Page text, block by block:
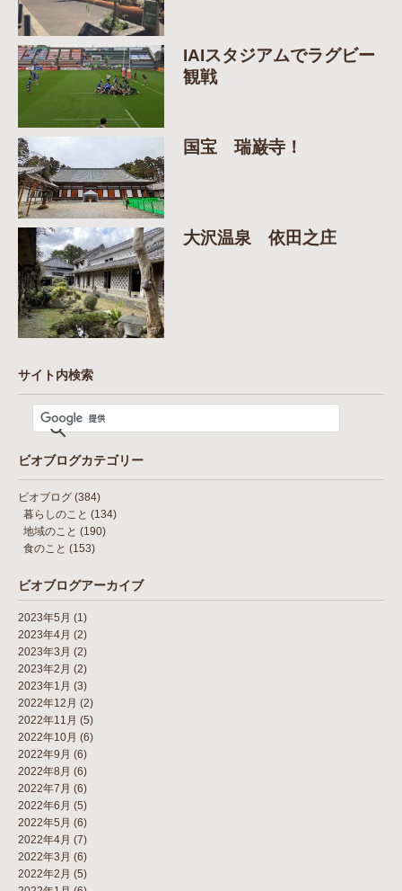
IAIスタジアムでラグビー
観戦
国宝 瑞巌寺！
大沢温泉 依田之庄
サイト内検索
ビオブログカテゴリー
ビオブログ (384)
暮らしのこと (134)
地域のこと (190)
食のこと (153)
ビオブログアーカイブ
2023年5月 (1)
2023年4月 (2)
2023年3月 (2)
2023年2月 (2)
2023年1月 (3)
2022年12月 (2)
2022年11月 (5)
2022年10月 (6)
2022年9月 (6)
2022年8月 (6)
2022年7月 (6)
2022年6月 (5)
2022年5月 (6)
2022年4月 (7)
2022年3月 (6)
2022年2月 (5)